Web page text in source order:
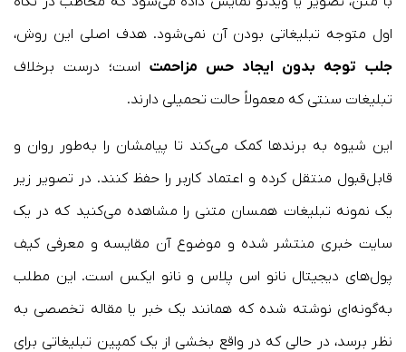
اول متوجه تبلیغاتی بودن آن نمی‌شود. هدف اصلی این روش،
جلب توجه بدون ایجاد حس مزاحمت است؛ درست برخلاف
تبلیغات سنتی که معمولاً حالت تحمیلی دارند.
این شیوه به برندها کمک می‌کند تا پیامشان را به‌طور روان و
قابل‌قبول منتقل کرده و اعتماد کاربر را حفظ کنند. در تصویر زیر
یک نمونه تبلیغات همسان متنی را مشاهده می‌کنید که در یک
سایت خبری منتشر شده و موضوع آن مقایسه و معرفی کیف
پول‌های دیجیتال نانو اس پلاس و نانو ایکس است. این مطلب
به‌گونه‌ای نوشته شده که همانند یک خبر یا مقاله تخصصی به
نظر برسد، در حالی که در واقع بخشی از یک کمپین تبلیغاتی برای